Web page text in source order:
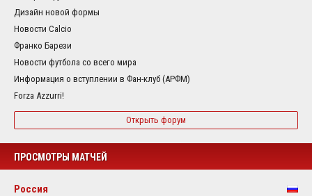
Дизайн новой формы
Новости Calcio
Франко Барези
Новости футбола со всего мира
Информация о вступлении в Фан-клуб (АРФМ)
Forza Azzurri!
Открыть форум
ПРОСМОТРЫ МАТЧЕЙ
Россия